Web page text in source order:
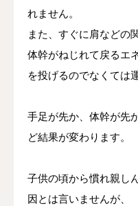
れません。
また、すぐに肩などの
体幹がねじれて戻るエ
を投げるのでなくては
手足が先か、体幹が先
ど結果が変わります。
子供の頃から慣れ親し
因とは言いませんが、